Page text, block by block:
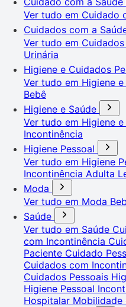
Ver tudo em Cuidado
Cuidados com a
Ver tudo em
Urinária
Higiene e Cuidados
Ver tudo em Higiene
Bebê
Higiene e Saúde
Ver tudo em Higiene e
Incontinência
Higiene Pessoal
Ver tudo em Higiene
Incontinência Adulta
Moda
Ver tudo em Moda
Saúde
Ver tudo em Saúde
com Incontinência
Paciente Cuidado
Cuidados com
Cuidados Pessoais
Higiene Pessoal
Hospitalar Mobilidade